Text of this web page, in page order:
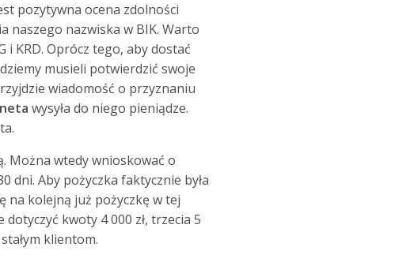
pozytywna ocena zdolności
naszego nazwiska w BIK. Warto
i KRD. Oprócz tego, aby dostać
musieli potwierdzić swoje
wiadomość o przyznaniu
wysyła do niego pieniądze.
Można wtedy wnioskować o
dni. Aby pożyczka faktycznie była
na kolejną już pożyczkę w tej
kwoty 4 000 zł, trzecia 5
klientom.